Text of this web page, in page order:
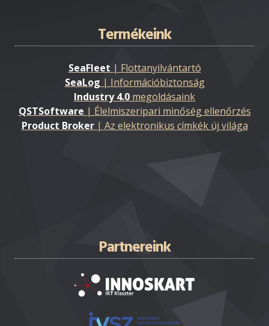
Termékeink
SeaFleet | Flottanyilvántartó
SeaLog | Információbiztonság
Industry 4.0 megoldásaink
QSTSoftware | Élelmiszeripari minőség ellenőrzés
Product Broker| Az elektronikus címkék új világa
Partnereink